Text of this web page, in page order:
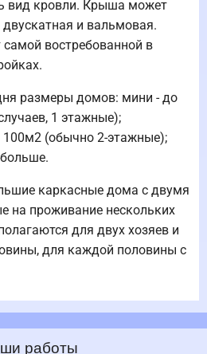
вид кровли. Крыша может
и вальмовая.
востребованной в
размеры домов: мини - до
1 этажные);
(обычно 2-этажные);
каркасные дома с двумя
на проживание нескольких
для двух хозяев и
для каждой половины с
работы